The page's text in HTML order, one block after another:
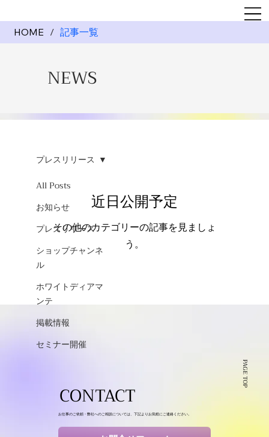
All Posts
お知らせ
プレスリリース
ショップチャンネ
ル
ホワイトディアマ
ンテ
掲載情報
セミナー開催
プレスリリース
近日公開予定
その他のカテゴリーの記事を見ましょ
う。
NEWS
CONTACT
お仕事のご依頼・弊社へのご相談については、下記よりお気軽にご連絡ください。
HOME / 記事一覧
PAGE TOP